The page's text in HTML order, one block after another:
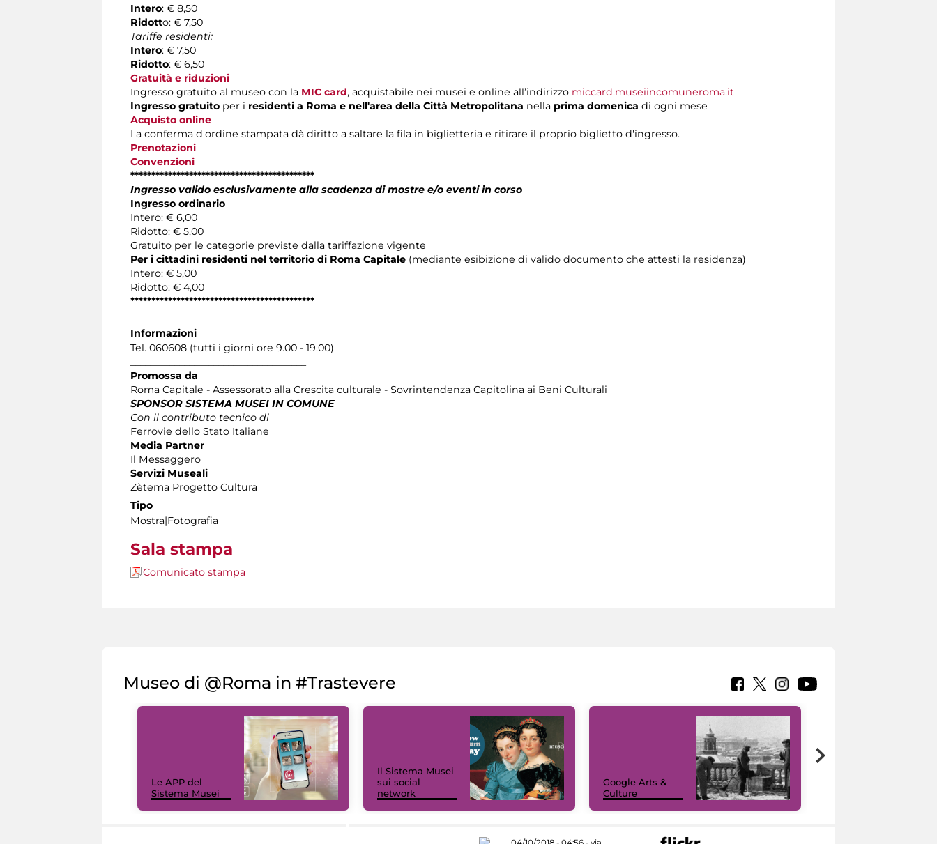
Intero: € 8,50
Ridotto: € 7,50
Tariffe residenti:
Intero: € 7,50
Ridotto: € 6,50
Gratuità e riduzioni
Ingresso gratuito al museo con la MIC card, acquistabile nei musei e online all’indirizzo miccard.museiincomuneroma.it
Ingresso gratuito per i residenti a Roma e nell'area della Città Metropolitana nella prima domenica di ogni mese
Acquisto online
La conferma d'ordine stampata dà diritto a saltare la fila in biglietteria e ritirare il proprio biglietto d'ingresso.
Prenotazioni
Convenzioni
********************************************
Ingresso valido esclusivamente alla scadenza di mostre e/o eventi in corso
Ingresso ordinario
Intero: € 6,00
Ridotto: € 5,00
Gratuito per le categorie previste dalla tariffazione vigente
Per i cittadini residenti nel territorio di Roma Capitale (mediante esibizione di valido documento che attesti la residenza)
Intero: € 5,00
Ridotto: € 4,00
********************************************
Informazioni
Tel. 060608 (tutti i giorni ore 9.00 - 19.00)
Promossa da
Roma Capitale - Assessorato alla Crescita culturale - Sovrintendenza Capitolina ai Beni Culturali
SPONSOR SISTEMA MUSEI IN COMUNE
Con il contributo tecnico di
Ferrovie dello Stato Italiane
Media Partner
Il Messaggero
Servizi Museali
Zètema Progetto Cultura
Tipo
Mostra|Fotografia
Sala stampa
Comunicato stampa
Museo di @Roma in #Trastevere
Le APP del
Sistema Musei
Il Sistema Musei
sui social
network
Google Arts &
Culture